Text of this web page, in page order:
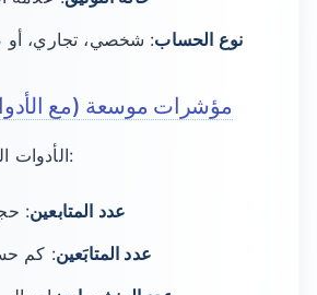
نوع الحساب: شخصي، تجاري، أو
مؤشرات موسعة (مع
الأدوات المتقدمة تقدم لك:
عدد المتابعين:
عدد المتابَعين: كم